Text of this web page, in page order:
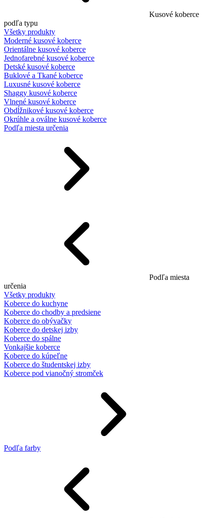
Kusové koberce
podľa typu
Všetky produkty
Moderné kusové koberce
Orientálne kusové koberce
Jednofarebné kusové koberce
Detské kusové koberce
Buklové a Tkané koberce
Luxusné kusové koberce
Shaggy kusové koberce
Vlnené kusové koberce
Obdĺžnikové kusové koberce
Okrúhle a oválne kusové koberce
Podľa miesta určenia
Podľa miesta
určenia
Všetky produkty
Koberce do kuchyne
Koberce do chodby a predsiene
Koberce do obývačky
Koberce do detskej izby
Koberce do spálne
Vonkajšie koberce
Koberce do kúpeľne
Koberce do študentskej izby
Koberce pod vianočný stromček
Podľa farby